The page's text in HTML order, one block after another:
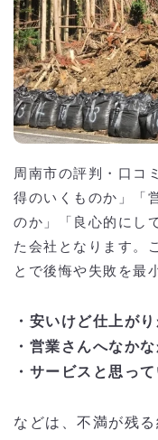
周南市の評判・口コ
得のいくものか」「
のか」「良心的にし
た会社となります。
とで後悔や失敗を最
・安いけど仕上が
・営業さんへなか
・サービスと思っ
などは、不満が残